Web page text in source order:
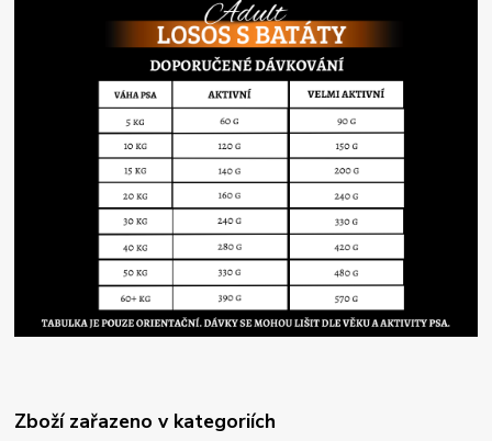
Zboží zařazeno v kategoriích